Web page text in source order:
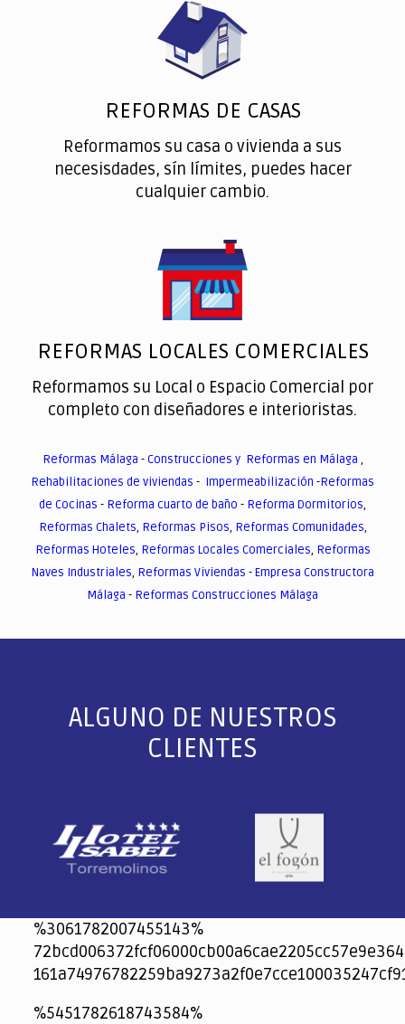
REFORMAS DE CASAS
Reformamos su casa o vivienda a sus
necesisdades, sín límites, puedes hacer
cualquier cambio.
REFORMAS LOCALES COMERCIALES
Reformamos su Local o Espacio Comercial por
completo con diseñadores e interioristas.
Reformas Málaga -Construcciones y Reformas en Málaga ,
Rehabilitaciones de viviendas - Impermeabilización -Reformas
de Cocinas - Reforma cuarto de baño - Reforma Dormitorios,
Reformas Chalets, Reformas Pisos, Reformas Comunidades,
Reformas Hoteles, Reformas Locales Comerciales, Reformas
Naves Industriales, Reformas Viviendas -Empresa Constructora
Málaga - Reformas Construcciones Málaga
ALGUNO DE NUESTROS
CLIENTES
%3061782007455143%
jeetcity
1xbet
jeet city casino
%5451782618743584%